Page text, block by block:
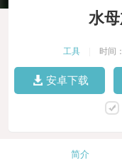
水
工具 时间
安卓下载
简介